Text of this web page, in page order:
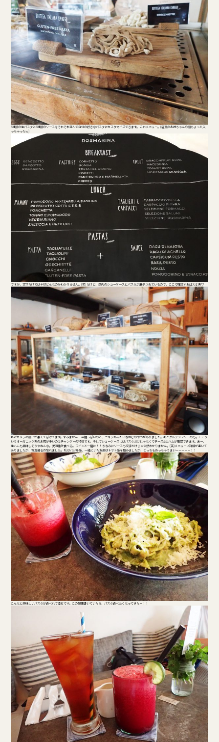
6種類の生パスタと6種類のソースをそれぞれ選んで自分の好きなパスタにカスタマイズできます。 これメニュー。(店員のお姉ちゃんの頭ちょっと入
っちゃったｗ)
ですが、文字だけでは全然どんなのかわかりません。(笑) だけど、店内のショーケースにパスタが展示されているので、ここで確認すれば大丈夫♡
最近カメラの調子が悪くてぼけてます。すみません… 平麺っぽいのと、ニョッキみたいな感じのやつがありました。あとグルテンフリーのも。←こう
いうオーガニック系のお店が多いのはチャングーの特徴です。 そしてショーケースにはパスタだけじゃなくてチーズ&生ハムが確認できます。あー、
生ハムも美味しそうやねんな。次回絶対食べる。ワインと一緒に！！ ちなみにソースも文字だけじゃ全然わかりません。(笑)メニューに詳細が書いて
ありましたが、写真撮るの忘れました。 私はバジル系、一緒にいた友達はトマト系を頼みましたが、どっちもめっちゃうまいーーーーー！！
こんなに美味しいパスタが食べれて幸せです。この記事書いていたら、パスタ食べたくなってきたー！！